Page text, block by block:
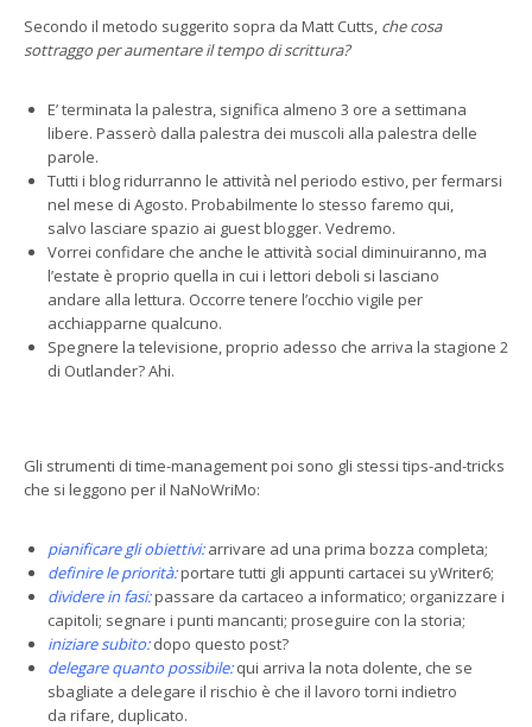
Secondo il metodo suggerito sopra da Matt Cutts, che cosa
sottraggo per aumentare il tempo di scrittura?
E’ terminata la palestra, significa almeno 3 ore a settimana
libere. Passerò dalla palestra dei muscoli alla palestra delle
parole.
Tutti i blog ridurranno le attività nel periodo estivo, per fermarsi
nel mese di Agosto. Probabilmente lo stesso faremo qui,
salvo lasciare spazio ai guest blogger. Vedremo.
Vorrei confidare che anche le attività social diminuiranno, ma
l’estate è proprio quella in cui i lettori deboli si lasciano
andare alla lettura. Occorre tenere l’occhio vigile per
acchiapparne qualcuno.
Spegnere la televisione, proprio adesso che arriva la stagione 2
di Outlander? Ahi.
Gli strumenti di time-management poi sono gli stessi tips-and-tricks
che si leggono per il NaNoWriMo:
pianificare gli obiettivi: arrivare ad una prima bozza completa;
definire le priorità:portare tutti gli appunti cartacei su yWriter6;
dividere in fasi:passare da cartaceo a informatico; organizzare i
capitoli; segnare i punti mancanti; proseguire con la storia;
iniziare subito:dopo questo post?
delegare quanto possibile: qui arriva la nota dolente, che se
sbagliate a delegare il rischio è che il lavoro torni indietro
da rifare, duplicato.